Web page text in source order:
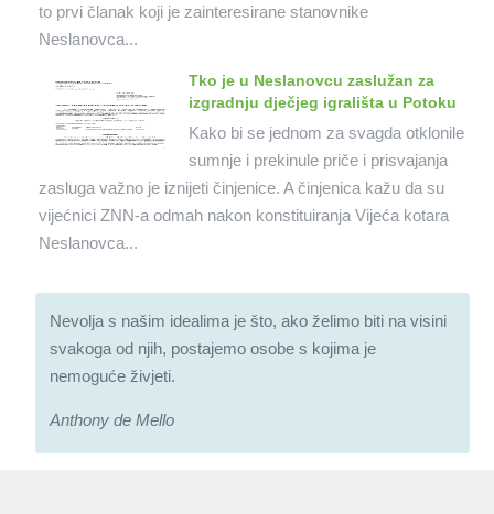
to prvi članak koji je zainteresirane stanovnike
Neslanovca...
Tko je u Neslanovcu zaslužan za
izgradnju dječjeg igrališta u Potoku
Kako bi se jednom za svagda otklonile
sumnje i prekinule priče i prisvajanja
zasluga važno je iznijeti činjenice. A činjenica kažu da su
vijećnici ZNN-a odmah nakon konstituiranja Vijeća kotara
Neslanovca...
Nevolja s našim idealima je što, ako želimo biti na visini
svakoga od njih, postajemo osobe s kojima je
nemoguće živjeti.
Anthony de Mello